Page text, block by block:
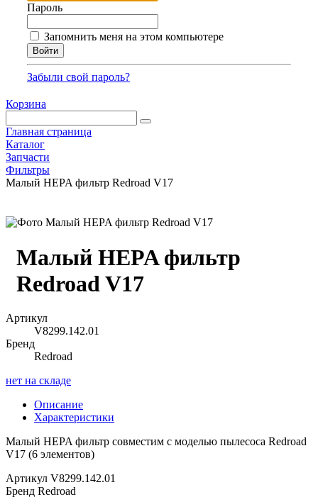
Пароль
Запомнить меня на этом компьютере
Забыли свой пароль?
Корзина
Главная страница
Каталог
Запчасти
Фильтры
Малый HEPA фильтр Redroad V17
Малый HEPA фильтр
Redroad V17
Артикул
V8299.142.01
Бренд
Redroad
нет на складе
Описание
Характеристики
Малый HEPA фильтр совместим с моделью пылесоса Redroad
V17 (6 элементов)
Артикул V8299.142.01
Бренд Redroad